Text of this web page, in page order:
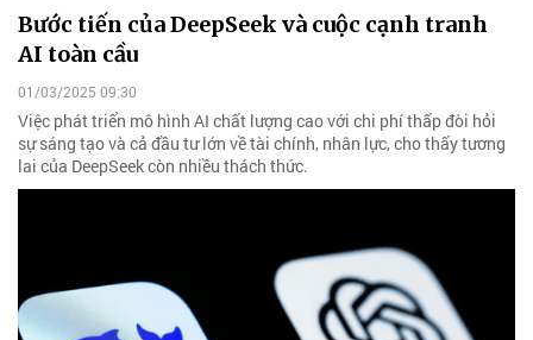
Bước tiến của DeepSeek và cuộc cạnh tranh
AI toàn cầu
01/03/2025 09:30
Việc phát triển mô hình AI chất lượng cao với chi phí thấp đòi hỏi
sự sáng tạo và cả đầu tư lớn về tài chính, nhân lực, cho thấy tương
lai của DeepSeek còn nhiều thách thức.